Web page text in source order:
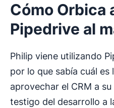
Cómo Orbica
Pipedrive al
Philip viene utilizando
por lo que sabía cuál es
aprovechar el CRM a
testigo del desarrollo a